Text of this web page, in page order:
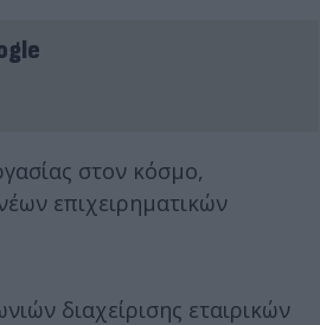
στον κόσμο,
επιχειρηματικών
διαχείρισης εταιρικών